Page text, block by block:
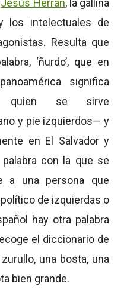
Jesús Herrán, la gallina
los intelectuales de
Resulta que
‘ñurdo’, que en
significa
quien se sirve
y pie izquierdos— y
en El Salvador y
con la que se
a una persona que
de izquierdas o
hay otra palabra
el diccionario de
zurullo, una bosta, una
bien grande.